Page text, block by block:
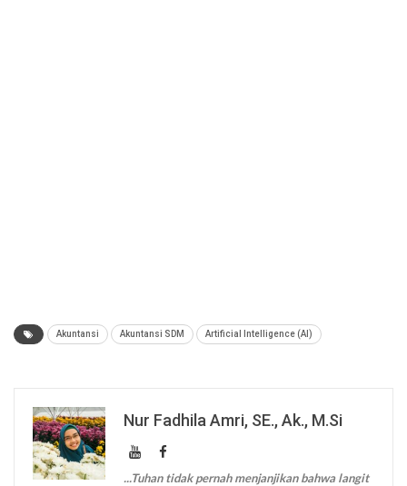
Akuntansi Akuntansi SDM Artificial Intelligence (AI)
Nur Fadhila Amri, SE., Ak., M.Si
...Tuhan tidak pernah menjanjikan bahwa langit